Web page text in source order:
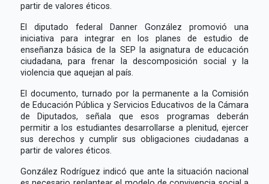
partir de valores éticos.
El diputado federal Danner González promovió una
iniciativa para integrar en los planes de estudio de
enseñanza básica de la SEP la asignatura de educación
ciudadana, para frenar la descomposición social y la
violencia que aquejan al país.
El documento, turnado por la permanente a la Comisión
de Educación Pública y Servicios Educativos de la Cámara
de Diputados, señala que esos programas deberán
permitir a los estudiantes desarrollarse a plenitud, ejercer
sus derechos y cumplir sus obligaciones ciudadanas a
partir de valores éticos.
González Rodríguez indicó que ante la situación nacional